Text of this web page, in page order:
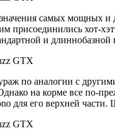
самых мощных
присоединились хот-
и длиннобазной
по аналогии с
на корме все по-
для его верхней